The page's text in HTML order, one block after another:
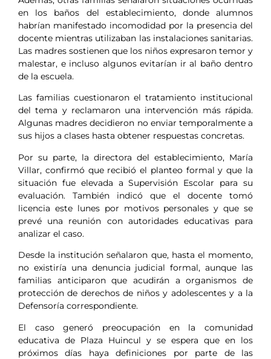
en los baños del establecimiento, donde alumnos
habrían manifestado incomodidad por la presencia del
docente mientras utilizaban las instalaciones sanitarias.
Las madres sostienen que los niños expresaron temor y
malestar, e incluso algunos evitarían ir al baño dentro
de la escuela.
Las familias cuestionaron el tratamiento institucional
del tema y reclamaron una intervención más rápida.
Algunas madres decidieron no enviar temporalmente a
sus hijos a clases hasta obtener respuestas concretas.
Por su parte, la directora del establecimiento, María
Villar, confirmó que recibió el planteo formal y que la
situación fue elevada a Supervisión Escolar para su
evaluación. También indicó que el docente tomó
licencia este lunes por motivos personales y que se
prevé una reunión con autoridades educativas para
analizar el caso.
Desde la institución señalaron que, hasta el momento,
no existiría una denuncia judicial formal, aunque las
familias anticiparon que acudirán a organismos de
protección de derechos de niños y adolescentes y a la
Defensoría correspondiente.
El caso generó preocupación en la comunidad
educativa de Plaza Huincul y se espera que en los
próximos días haya definiciones por parte de las